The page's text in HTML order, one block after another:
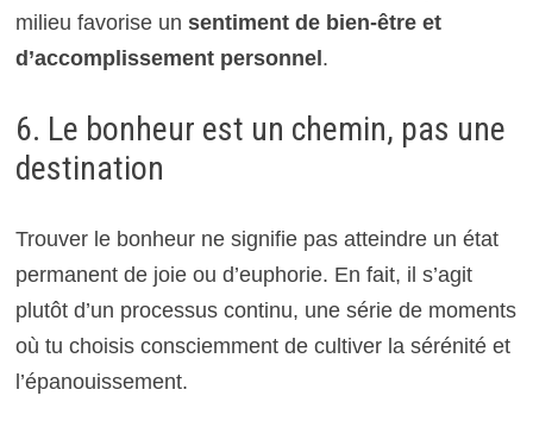
milieu favorise un sentiment de bien-être et
d’accomplissement personnel.
6. Le bonheur est un chemin, pas une
destination
Trouver le bonheur ne signifie pas atteindre un état
permanent de joie ou d’euphorie. En fait, il s’agit
plutôt d’un processus continu, une série de moments
où tu choisis consciemment de cultiver la sérénité et
l’épanouissement.